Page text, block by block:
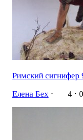
Римский сигнифер
Елена Бех · 4 ·